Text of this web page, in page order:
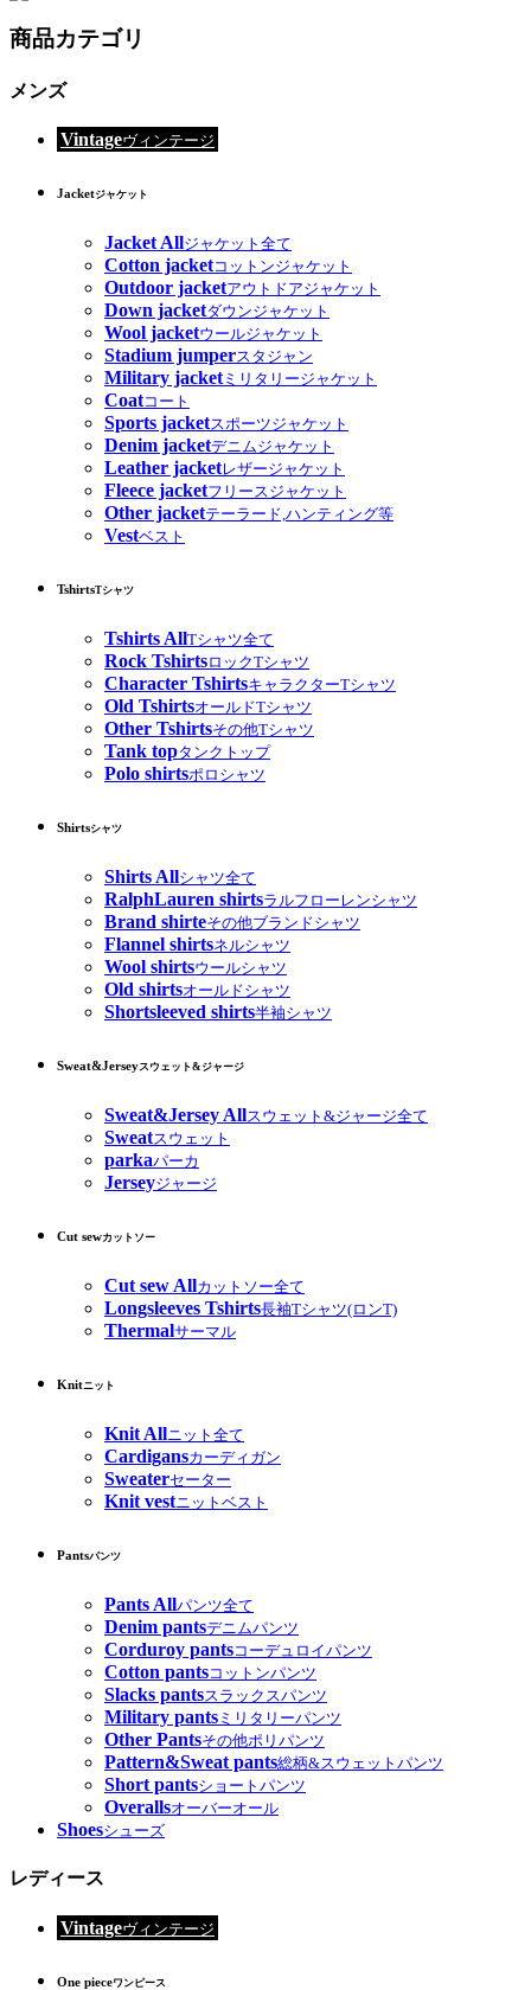
商品カテゴリ
メンズ
Vintageヴィンテージ
Jacketジャケット
Jacket Allジャケット全て
Cotton jacketコットンジャケット
Outdoor jacketアウトドアジャケット
Down jacketダウンジャケット
Wool jacketウールジャケット
Stadium jumperスタジャン
Military jacketミリタリージャケット
Coatコート
Sports jacketスポーツジャケット
Denim jacketデニムジャケット
Leather jacketレザージャケット
Fleece jacketフリースジャケット
Other jacketテーラード,ハンティング等
Vestベスト
TshirtsTシャツ
Tshirts AllTシャツ全て
Rock TshirtsロックTシャツ
Character TshirtsキャラクターTシャツ
Old TshirtsオールドTシャツ
Other Tshirtsその他Tシャツ
Tank topタンクトップ
Polo shirtsポロシャツ
Shirtsシャツ
Shirts Allシャツ全て
RalphLauren shirtsラルフローレンシャツ
Brand shirteその他ブランドシャツ
Flannel shirtsネルシャツ
Wool shirtsウールシャツ
Old shirtsオールドシャツ
Shortsleeved shirts半袖シャツ
Sweat&Jerseyスウェット&ジャージ
Sweat&Jersey Allスウェット&ジャージ全て
Sweatスウェット
parkaパーカ
Jerseyジャージ
Cut sewカットソー
Cut sew Allカットソー全て
Longsleeves Tshirts長袖Tシャツ(ロンT)
Thermalサーマル
Knitニット
Knit Allニット全て
Cardigansカーディガン
Sweaterセーター
Knit vestニットベスト
Pantsパンツ
Pants Allパンツ全て
Denim pantsデニムパンツ
Corduroy pantsコーデュロイパンツ
Cotton pantsコットンパンツ
Slacks pantsスラックスパンツ
Military pants ミリタリーパンツ
Other Pantsその他ポリパンツ
Pattern&Sweat pants総柄&スウェットパンツ
Short pantsショートパンツ
Overallsオーバーオール
Shoesシューズ
レディース
Vintageヴィンテージ
One pieceワンピース